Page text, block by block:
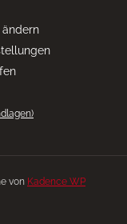
von Kadence WP